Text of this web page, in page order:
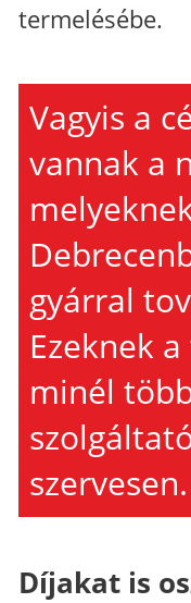
termelésébe.
Vagyis a
vannak a
gyárral
Ezeknek
minél
szervesen.
Díjakat is